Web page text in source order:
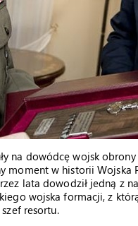
na dowódcę wojsk
w historii Wojska
lata dowodził jedną z
wojska formacji, z
resortu.